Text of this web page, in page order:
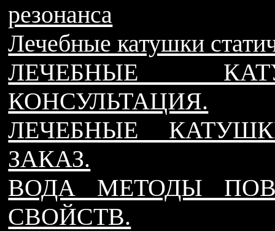
резонанса
Лечебные катушки
ЛЕЧЕБНЫЕ
КОНСУЛЬТАЦИЯ.
ЛЕЧЕБНЫЕ
ЗАКАЗ.
ВОДА МЕТОДЫ
СВОЙСТВ.